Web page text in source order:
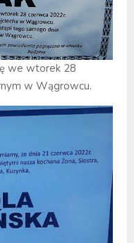
we wtorek 28
w Wągrowcu.